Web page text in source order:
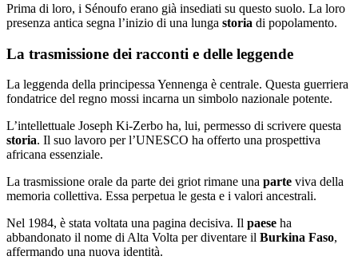
Prima di loro, i Sénoufo erano già insediati su questo suolo. La loro
presenza antica segna l’inizio di una lunga storia di popolamento.
La trasmissione dei racconti e delle leggende
La leggenda della principessa Yennenga è centrale. Questa guerriera
fondatrice del regno mossi incarna un simbolo nazionale potente.
L’intellettuale Joseph Ki-Zerbo ha, lui, permesso di scrivere questa
storia. Il suo lavoro per l’UNESCO ha offerto una prospettiva
africana essenziale.
La trasmissione orale da parte dei griot rimane una parte viva della
memoria collettiva. Essa perpetua le gesta e i valori ancestrali.
Nel 1984, è stata voltata una pagina decisiva. Il paese ha
abbandonato il nome di Alta Volta per diventare il Burkina Faso,
affermando una nuova identità.